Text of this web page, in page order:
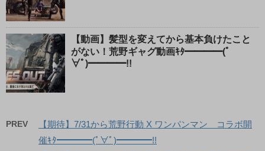
【動画】髪型を変えてから基本負けたこと
がない！荒野ギャグ動画ｷﾀ━━━━(ﾟ
∀ﾟ)━━━━!!
PREV
【期待】7/31から荒野行動 X ワンパンマン コラボ開
催ｷﾀ━━━━(ﾟ∀ﾟ)━━━━!!